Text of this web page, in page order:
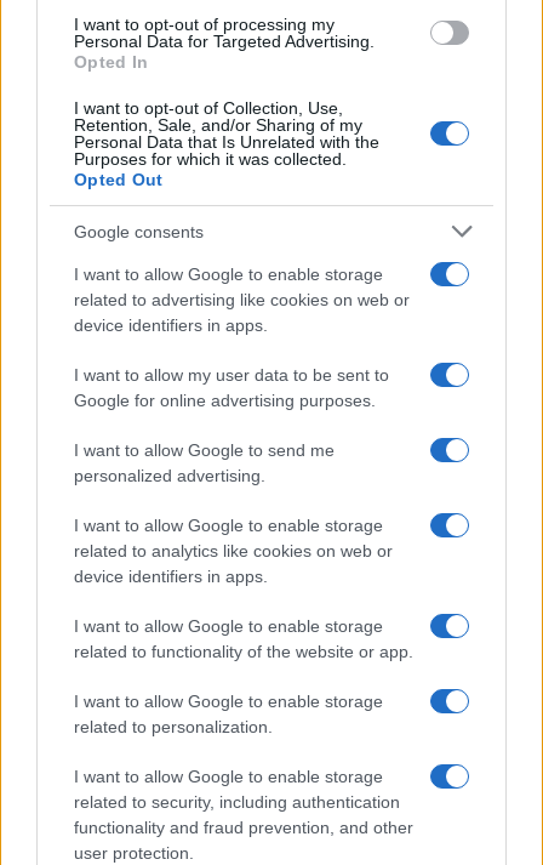
I want to opt-out of processing my
Personal Data for Targeted Advertising.
Opted In
I want to opt-out of Collection, Use,
Retention, Sale, and/or Sharing of my
Personal Data that Is Unrelated with the
Purposes for which it was collected.
Opted Out
Google consents
I want to allow Google to enable storage
related to advertising like cookies on web or
device identifiers in apps.
I want to allow my user data to be sent to
Google for online advertising purposes.
I want to allow Google to send me
personalized advertising.
I want to allow Google to enable storage
related to analytics like cookies on web or
device identifiers in apps.
I want to allow Google to enable storage
related to functionality of the website or app.
I want to allow Google to enable storage
related to personalization.
I want to allow Google to enable storage
related to security, including authentication
functionality and fraud prevention, and other
user protection.
Arra a Twitteren feltett kérdésre, hogy az
oroszok fellázadnak-e Putyin ellen, Kaszparov
így válaszolt:
„Mindig van rá esély. A
diktatúrák kemények, de
törékenyek. Ha a villámháború
kudarcot vall, és Putyin túl sok
áldozattal szembesül ahhoz, hogy
elrejtse, és több információ jut
el, akkor a ma tüntető ezer
emberből akár egymillió is lehet.
De 21 év után ez nehéz”
– válaszolta.
„Vajon mit tehetnének az amerikai
techóriások, hogy segítsenek eljuttatni az
igazságot az orosz néphez A legtöbben
[Oroszországban] sajnos az állami tévéből
kapják a híreket, de az Apple, a Facebook, a
Google és a többiek még mindig jelentős
befolyással rendelkeznek. Bátorság viszont